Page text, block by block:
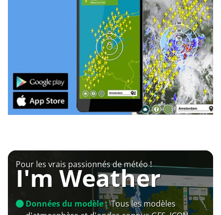
Pour les vrais passionnés de météo !
I'm Weather
Données du modèle : Tous les modèles